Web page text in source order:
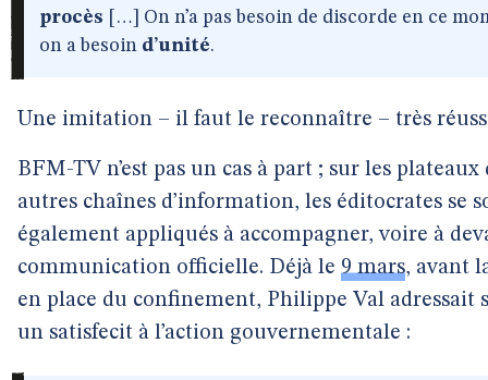
procès […] On n’a pas besoin de discorde en ce
on a besoin d’unité.
Une imitation – il faut le reconnaître – très
BFM-TV n’est pas un cas à part ; sur les plateaux
autres chaînes d’information, les éditocrates se
également appliqués à accompagner, voire à
communication officielle. Déjà le 9 mars, avant
en place du confinement, Philippe Val adressait
un satisfecit à l’action gouvernementale :